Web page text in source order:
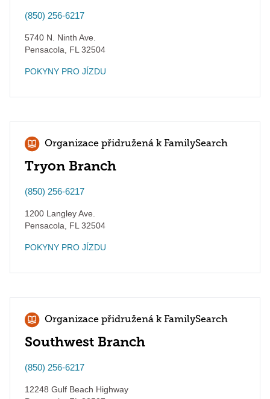
(850) 256-6217
5740 N. Ninth Ave.
Pensacola
FL 32504
POKYNY PRO JÍZDU
Organizace přidružená k FamilySearch
Tryon Branch
(850) 256-6217
1200 Langley Ave.
Pensacola
FL 32504
POKYNY PRO JÍZDU
Organizace přidružená k FamilySearch
Southwest Branch
(850) 256-6217
12248 Gulf Beach Highway